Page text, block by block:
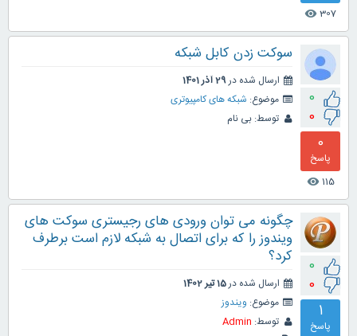
307
visibility
0
0
0
پاسخ
115
visibility
سوکت زدن کابل شبکه
ارسال شده در29 آذر 1401
موضوع: شبکه های کامپیوتری
توسط: بی نام
0
0
1
پاسخ
چگونه می توان ورودی های رجیستری سوکت های
ویندوز را که برای اتصال به شبکه لازم است برطرف
کرد؟
ارسال شده در15 تیر 1402
موضوع: ویندوز
توسط: Admin